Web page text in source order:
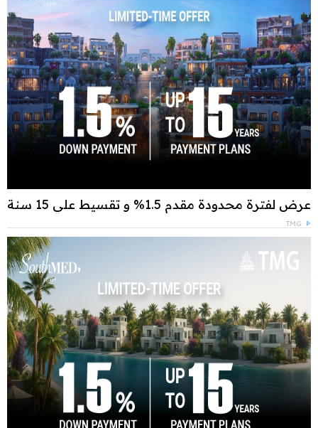
عرض لفترة محدودة مقدم 1.5% و تقسيط علي 15 سنة
TMG